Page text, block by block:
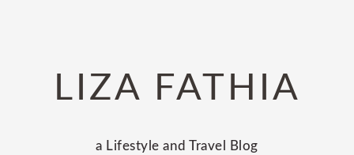
navigationLIZA FATHIA
a Lifestyle and Travel Blog